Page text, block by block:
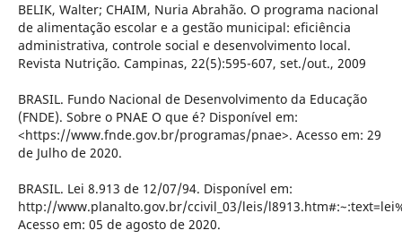
BELIK, Walter; CHAIM, Nuria Abrahão. O programa nacional
de alimentação escolar e a gestão municipal: eficiência
administrativa, controle social e desenvolvimento local.
Revista Nutrição. Campinas, 22(5):595-607, set./out., 2009
BRASIL. Fundo Nacional de Desenvolvimento da Educação
(FNDE). Sobre o PNAE O que é? Disponível em:
<https://www.fnde.gov.br/programas/pnae>. Acesso em: 29
de Julho de 2020.
BRASIL. Lei 8.913 de 12/07/94. Disponível em:
http://www.planalto.gov.br/ccivil_03/leis/
Acesso em: 05 de agosto de 2020.